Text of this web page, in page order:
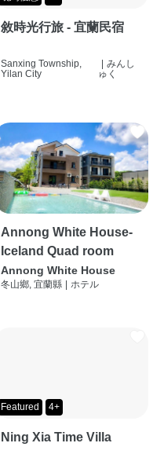
敘時光行旅 - 宜蘭民宿
Sanxing Township,
Yilan City
| みんし
ゅく
Annong White House-
Iceland Quad room
Annong White House
冬山鄉, 宜蘭縣 | ホテル
Featured 4+
Ning Xia Time Villa